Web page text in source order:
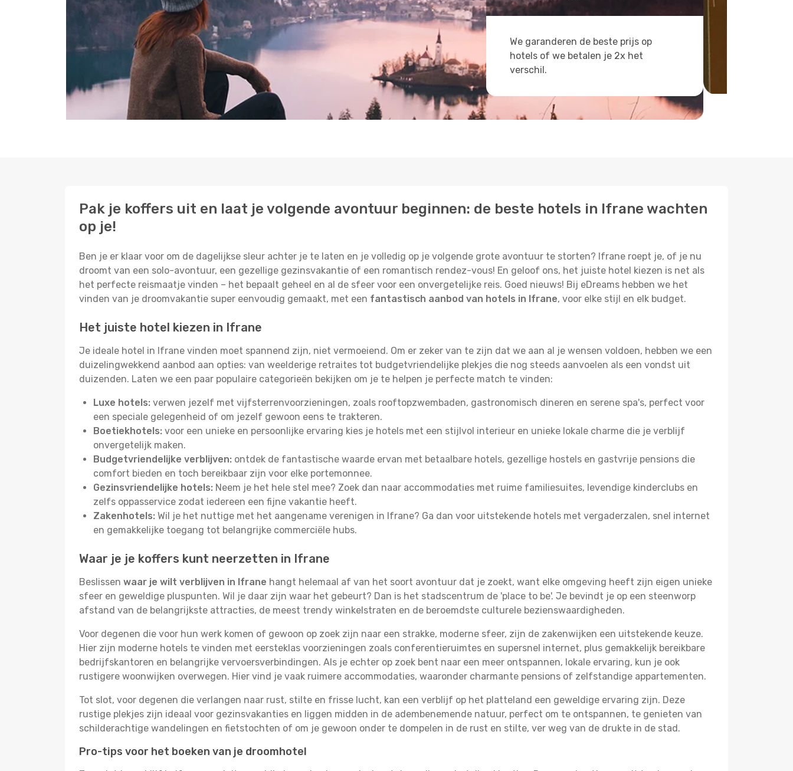
We garanderen de beste prijs op
hotels of we betalen je 2x het
verschil.
Pak je koffers uit en laat je volgende avontuur beginnen: de beste hotels in Ifrane wachten
op je!
Ben je er klaar voor om de dagelijkse sleur achter je te laten en je volledig op je volgende grote avontuur te storten? Ifrane roept je, of je nu
droomt van een solo-avontuur, een gezellige gezinsvakantie of een romantisch rendez-vous! En geloof ons, het juiste hotel kiezen is net als
het perfecte reismaatje vinden – het bepaalt geheel en al de sfeer voor een onvergetelijke reis. Goed nieuws! Bij eDreams hebben we het
vinden van je droomvakantie super eenvoudig gemaakt, met een fantastisch aanbod van hotels in Ifrane, voor elke stijl en elk budget.
Het juiste hotel kiezen in Ifrane
Je ideale hotel in Ifrane vinden moet spannend zijn, niet vermoeiend. Om er zeker van te zijn dat we aan al je wensen voldoen, hebben we een
duizelingwekkend aanbod aan opties: van weelderige retraites tot budgetvriendelijke plekjes die nog steeds aanvoelen als een vondst uit
duizenden. Laten we een paar populaire categorieën bekijken om je te helpen je perfecte match te vinden:
Luxe hotels: verwen jezelf met vijfsterrenvoorzieningen, zoals rooftopzwembaden, gastronomisch dineren en serene spa's, perfect voor
een speciale gelegenheid of om jezelf gewoon eens te trakteren.
Boetiekhotels: voor een unieke en persoonlijke ervaring kies je hotels met een stijlvol interieur en unieke lokale charme die je verblijf
onvergetelijk maken.
Budgetvriendelijke verblijven: ontdek de fantastische waarde ervan met betaalbare hotels, gezellige hostels en gastvrije pensions die
comfort bieden en toch bereikbaar zijn voor elke portemonnee.
Gezinsvriendelijke hotels: Neem je het hele stel mee? Zoek dan naar accommodaties met ruime familiesuites, levendige kinderclubs en
zelfs oppasservice zodat iedereen een fijne vakantie heeft.
Zakenhotels: Wil je het nuttige met het aangename verenigen in Ifrane? Ga dan voor uitstekende hotels met vergaderzalen, snel internet
en gemakkelijke toegang tot belangrijke commerciële hubs.
Waar je je koffers kunt neerzetten in Ifrane
Beslissen waar je wilt verblijven in Ifrane hangt helemaal af van het soort avontuur dat je zoekt, want elke omgeving heeft zijn eigen unieke
sfeer en geweldige pluspunten. Wil je daar zijn waar het gebeurt? Dan is het stadscentrum de 'place to be'. Je bevindt je op een steenworp
afstand van de belangrijkste attracties, de meest trendy winkelstraten en de beroemdste culturele bezienswaardigheden.
Voor degenen die voor hun werk komen of gewoon op zoek zijn naar een strakke, moderne sfeer, zijn de zakenwijken een uitstekende keuze.
Hier zijn moderne hotels te vinden met eersteklas voorzieningen zoals conferentieruimtes en supersnel internet, plus gemakkelijk bereikbare
bedrijfskantoren en belangrijke vervoersverbindingen. Als je echter op zoek bent naar een meer ontspannen, lokale ervaring, kun je ook
rustigere woonwijken overwegen. Hier vind je vaak ruimere accommodaties, waaronder charmante pensions of zelfstandige appartementen.
Tot slot, voor degenen die verlangen naar rust, stilte en frisse lucht, kan een verblijf op het platteland een geweldige ervaring zijn. Deze
rustige plekjes zijn ideaal voor gezinsvakanties en liggen midden in de adembenemende natuur, perfect om te ontspannen, te genieten van
schilderachtige wandelingen en fietstochten of om je gewoon onder te dompelen in de rust en stilte, ver weg van de drukte in de stad.
Pro-tips voor het boeken van je droomhotel